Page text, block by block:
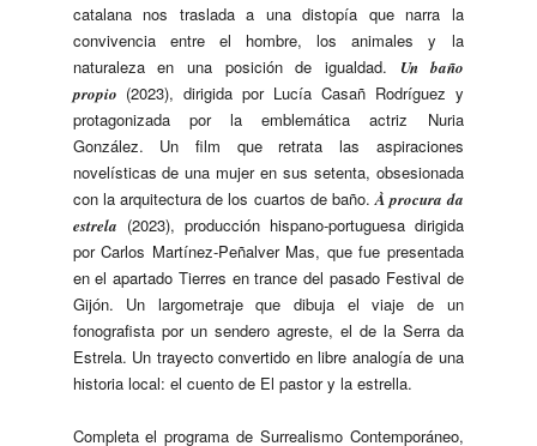
catalana nos traslada a una distopía que narra la
convivencia entre el hombre, los animales y la
naturaleza en una posición de igualdad. Un baño
propio (2023), dirigida por Lucía Casañ Rodríguez y
protagonizada por la emblemática actriz Nuria
González. Un film que retrata las aspiraciones
novelísticas de una mujer en sus setenta, obsesionada
con la arquitectura de los cuartos de baño.À procura da
estrela (2023), producción hispano-portuguesa dirigida
por Carlos Martínez-Peñalver Mas, que fue presentada
en el apartado Tierres en trance del pasado Festival de
Gijón. Un largometraje que dibuja el viaje de un
fonografista por un sendero agreste, el de la Serra da
Estrela. Un trayecto convertido en libre analogía de una
historia local: el cuento de El pastor y la estrella.
Completa el programa de Surrealismo Contemporáneo,